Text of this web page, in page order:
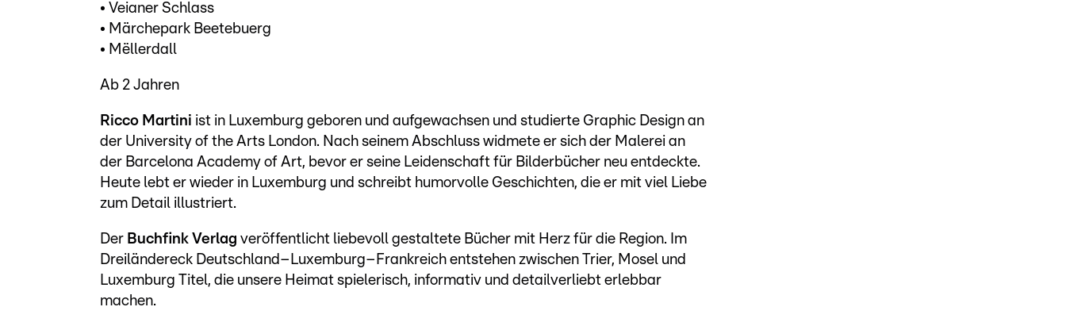
• Veianer Schlass
• Märchepark Beetebuerg
• Mëllerdall
Ab 2 Jahren
Ricco Martini ist in Luxemburg geboren und aufgewachsen und studierte Graphic Design an
der University of the Arts London. Nach seinem Abschluss widmete er sich der Malerei an
der Barcelona Academy of Art, bevor er seine Leidenschaft für Bilderbücher neu entdeckte.
Heute lebt er wieder in Luxemburg und schreibt humorvolle Geschichten, die er mit viel Liebe
zum Detail illustriert.
Der Buchfink Verlag veröffentlicht liebevoll gestaltete Bücher mit Herz für die Region. Im
Dreiländereck Deutschland–Luxemburg–Frankreich entstehen zwischen Trier, Mosel und
Luxemburg Titel, die unsere Heimat spielerisch, informativ und detailverliebt erlebbar
machen.